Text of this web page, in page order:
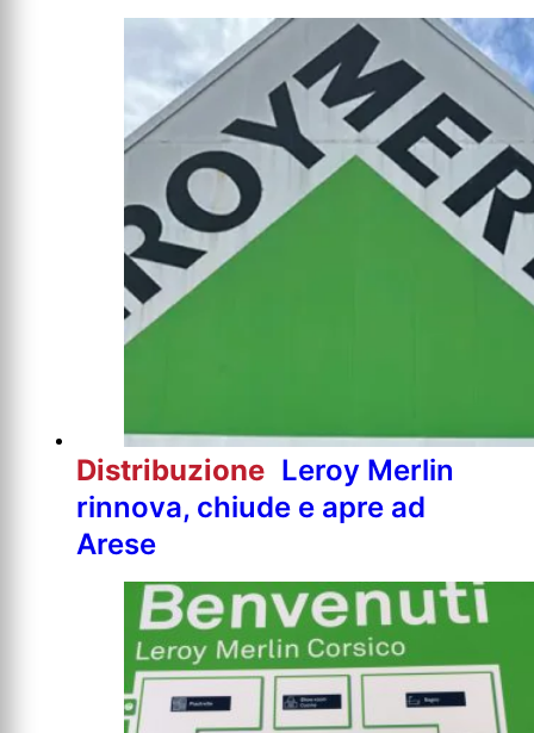
Distribuzione Leroy Merlin
rinnova, chiude e apre ad
Arese